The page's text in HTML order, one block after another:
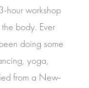
hour workshop
body. Ever
doing some
yoga,
from a New-